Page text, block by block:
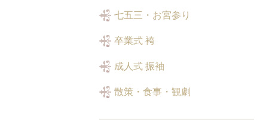
七五三・お宮参り
卒業式 袴
成人式 振袖
散策・食事・観劇